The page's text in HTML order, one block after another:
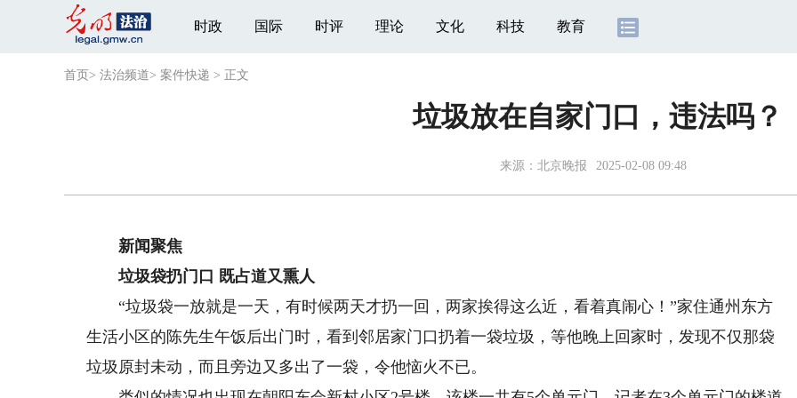
时政 国际 时评 理论 文化 科技 教育
首页 > 法治频道> 案件快递 > 正文
垃圾放在自家门口，违法吗？
来源： 北京晚报 2025-02-08 09:48
新闻聚焦
垃圾袋扔门口 既占道又熏人
“垃圾袋一放就是一天，有时候两天才扔一回，两家挨得这么近，看着真闹心！”家住通州东方
生活小区的陈先生午饭后出门时，看到邻居家门口扔着一袋垃圾，等他晚上回家时，发现不仅那袋
垃圾原封未动，而且旁边又多出了一袋，令他恼火不已。